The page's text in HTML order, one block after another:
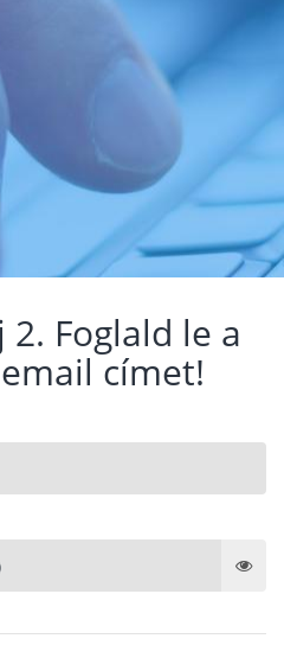
2. Foglald le a
címet!